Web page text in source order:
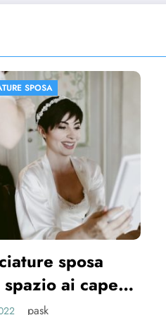
SPOSA
di
per le spose
pask